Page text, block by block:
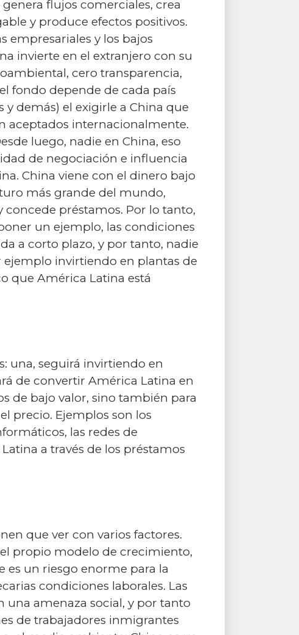
flujos comerciales, crea
y produce efectos positivos.
empresariales y los bajos
invierte en el extranjero con su
cero transparencia,
fondo depende de cada país
demás) el exigirle a China que
aceptados internacionalmente.
luego, nadie en China, eso
de negociación e influencia
China viene con el dinero bajo
más grande del mundo,
préstamos. Por lo tanto,
un ejemplo, las condiciones
a corto plazo, y por tanto, nadie
ejemplo invirtiendo en plantas de
que América Latina está
una, seguirá invirtiendo en
de convertir América Latina en
de bajo valor, sino también para
precio. Ejemplos son los
las redes de
a través de los préstamos
que ver con varios factores.
propio modelo de crecimiento,
es un riesgo enorme para la
condiciones laborales. Las
amenaza social, y por tanto
de trabajadores inmigrantes